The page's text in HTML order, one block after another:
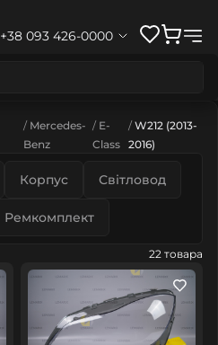
+38 093 426-0000
Mercedes-
Benz
E-
Class
W212 (2013-
2016)
Корпус Світловод
Ремкомплект
22 товара